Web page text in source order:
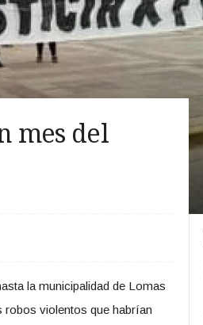
mes del
la municipalidad de Lomas
robos violentos que habrían